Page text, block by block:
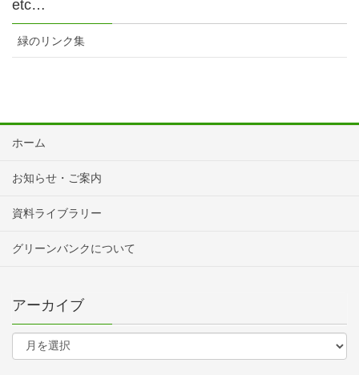
etc…
緑のリンク集
ホーム
お知らせ・ご案内
資料ライブラリー
グリーンバンクについて
アーカイブ